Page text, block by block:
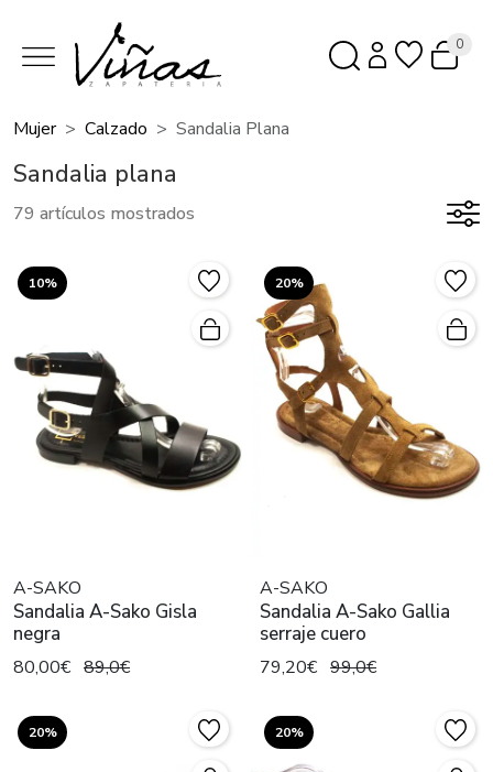
0
Mujer Calzado Sandalia Plana
Sandalia plana
79 artículos mostrados
10%
A-SAKO
Sandalia A-Sako Gisla
negra
80,00€ 89,0€
20%
A-SAKO
Sandalia A-Sako Gallia
serraje cuero
79,20€ 99,0€
20% 20%